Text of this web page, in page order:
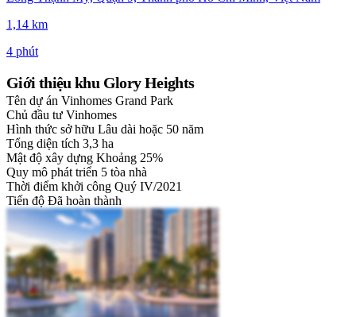
1,14 km
4 phút
Giới thiệu khu Glory Heights
Tên dự án Vinhomes Grand Park
Chủ đầu tư Vinhomes
Hình thức sở hữu Lâu dài hoặc 50 năm
Tổng diện tích 3,3 ha
Mật độ xây dựng Khoảng 25%
Quy mô phát triển 5 tòa nhà
Thời điểm khởi công Quý IV/2021
Tiến độ Đã hoàn thành